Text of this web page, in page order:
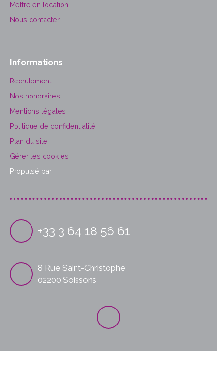
Mettre en location
Nous contacter
Informations
Recrutement
Nos honoraires
Mentions légales
Politique de confidentialité
Plan du site
Gérer les cookies
Propulsé par
+33 3 64 18 56 61
8 Rue Saint-Christophe
02200 Soissons